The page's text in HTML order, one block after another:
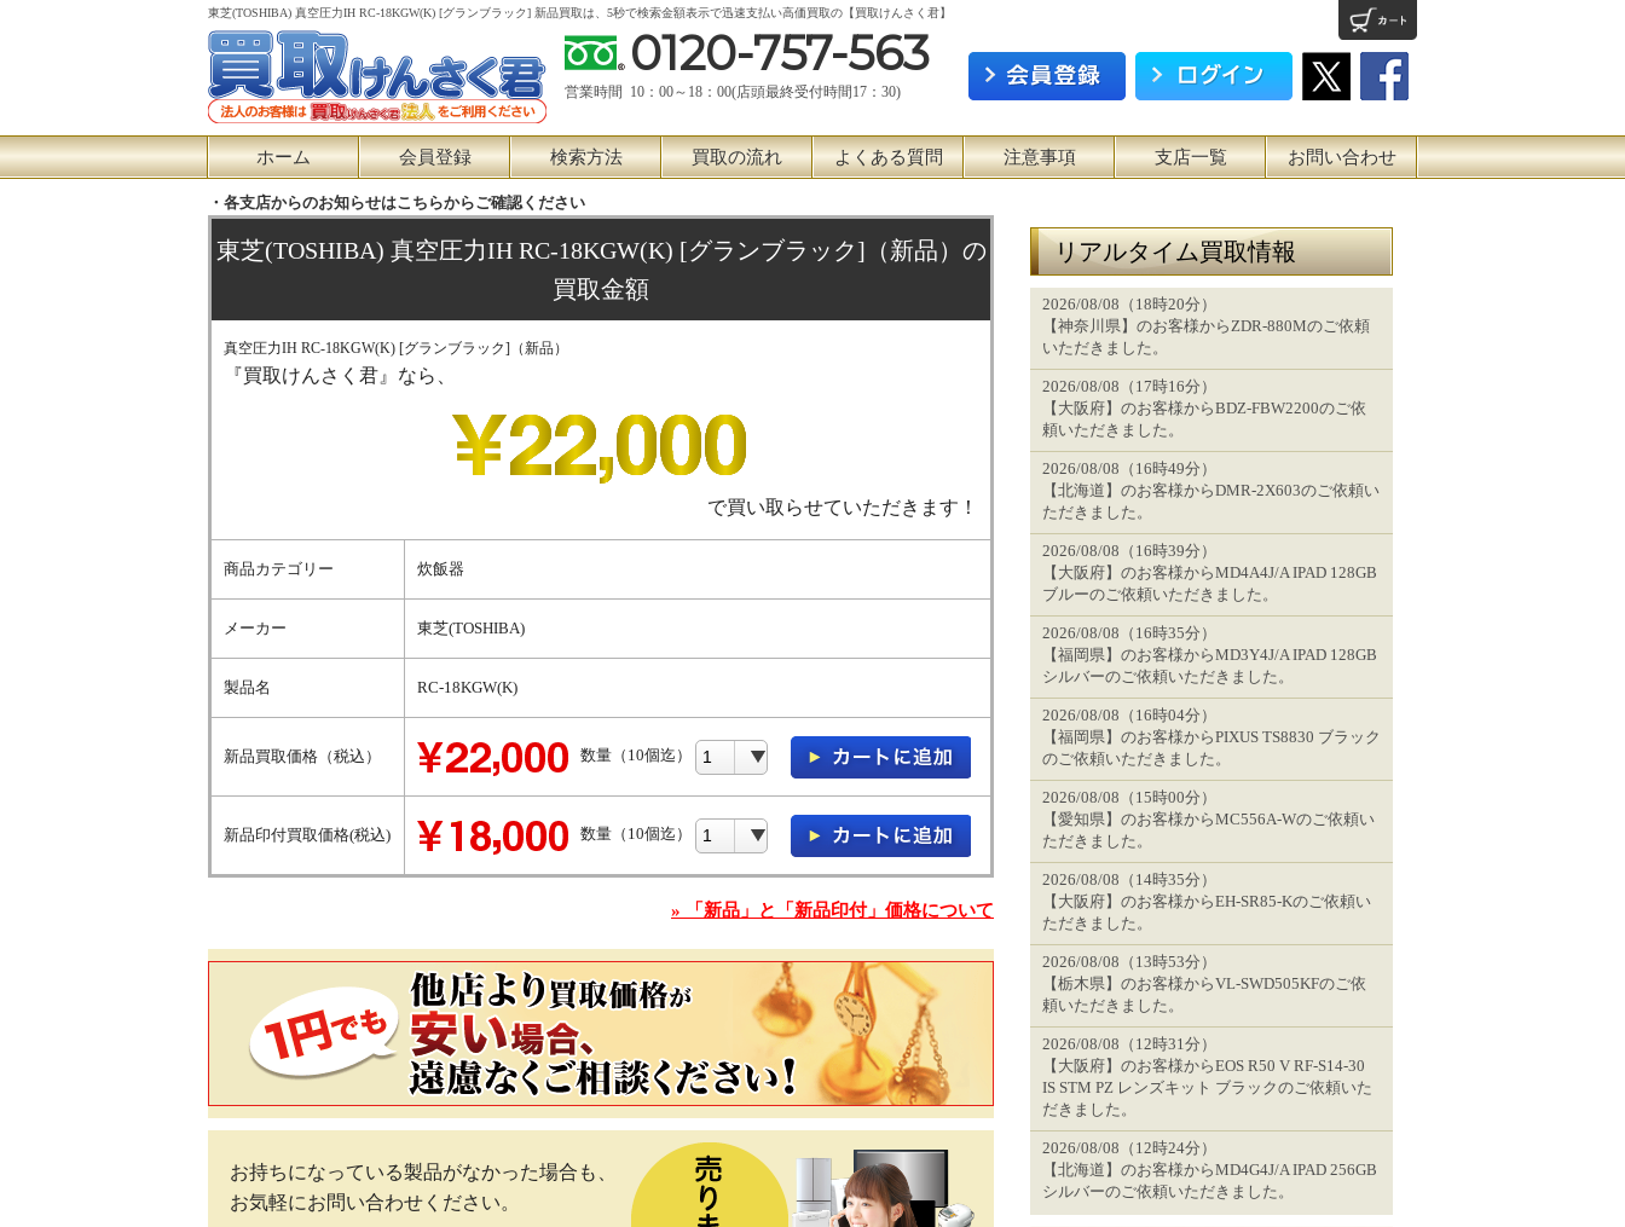
東芝(TOSHIBA) 真空圧力IH RC-18KGW(K) [グランブラック] 新品買取は、5秒で検索金額表示で迅速支払い高価買取の【買取けんさく君】
0120-757-563
営業時間 10：00～18：00(店頭最終受付時間17：30)
ホーム 会員登録 検索方法 買取の流れ よくある質問 注意事項 支店一覧 お問い合わせ
・各支店からのお知らせはこちらからご確認ください
東芝(TOSHIBA) 真空圧力IH RC-18KGW(K) [グランブラック]（新品）の
買取金額
真空圧力IH RC-18KGW(K) [グランブラック]（新品）
『買取けんさく君』なら、
で買い取らせていただきます！
商品カテゴリー 炊飯器
メーカー 東芝(TOSHIBA)
製品名 RC-18KGW(K)
新品買取価格（税込） 数量（10個迄）
新品印付買取価格(税込) 数量（10個迄）
» 「新品」と「新品印付」価格について
お持ちになっている製品がなかった場合も、
お気軽にお問い合わせください。
リアルタイム買取情報
2026/08/08（18時20分）
【神奈川県】のお客様からZDR-880Mのご依頼
いただきました。
2026/08/08（17時16分）
【大阪府】のお客様からBDZ-FBW2200のご依
頼いただきました。
2026/08/08（16時49分）
【北海道】のお客様からDMR-2X603のご依頼い
ただきました。
2026/08/08（16時39分）
【大阪府】のお客様からMD4A4J/A IPAD 128GB
ブルーのご依頼いただきました。
2026/08/08（16時35分）
【福岡県】のお客様からMD3Y4J/A IPAD 128GB
シルバーのご依頼いただきました。
2026/08/08（16時04分）
【福岡県】のお客様からPIXUS TS8830 ブラック
のご依頼いただきました。
2026/08/08（15時00分）
【愛知県】のお客様からMC556A-Wのご依頼い
ただきました。
2026/08/08（14時35分）
【大阪府】のお客様からEH-SR85-Kのご依頼い
ただきました。
2026/08/08（13時53分）
【栃木県】のお客様からVL-SWD505KFのご依
頼いただきました。
2026/08/08（12時31分）
【大阪府】のお客様からEOS R50 V RF-S14-30
IS STM PZ レンズキット ブラックのご依頼いた
だきました。
2026/08/08（12時24分）
【北海道】のお客様からMD4G4J/A IPAD 256GB
シルバーのご依頼いただきました。